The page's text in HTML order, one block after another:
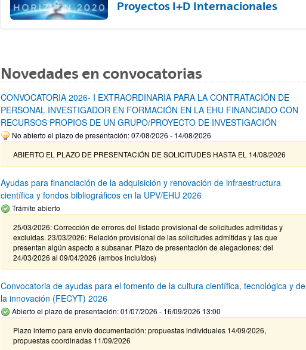
Proyectos I+D Internacionales
Novedades en convocatorias
CONVOCATORIA 2026- I EXTRAORDINARIA PARA LA CONTRATACIÓN DE
PERSONAL INVESTIGADOR EN FORMACIÓN EN LA EHU FINANCIADO CON
RECURSOS PROPIOS DE UN GRUPO/PROYECTO DE INVESTIGACIÓN
No abierto el plazo de presentación: 07/08/2026 - 14/08/2026
ABIERTO EL PLAZO DE PRESENTACIÓN DE SOLICITUDES HASTA EL 14/08/2026
Ayudas para financiación de la adquisición y renovación de infraestructura
científica y fondos bibliográficos en la UPV/EHU 2026
Trámite abierto
25/03/2026: Corrección de errores del listado provisional de solicitudes admitidas y
excluidas. 23/03/2026: Relación provisional de las solicitudes admitidas y las que
presentan algún aspecto a subsanar. Plazo de presentación de alegaciones: del
24/03/2026 al 09/04/2026 (ambos incluídos)
Convocatoria de ayudas para el fomento de la cultura científica, tecnológica y de
la innovación (FECYT) 2026
Abierto el plazo de presentación: 01/07/2026 - 16/09/2026 13:00
Plazo interno para envío documentación: propuestas individuales 14/09/2026,
propuestas coordinadas 11/09/2026